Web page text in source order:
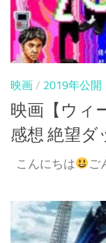
映画 / 2019年公開
映画【ウィ
感想 絶望ダ
こんにちは ご